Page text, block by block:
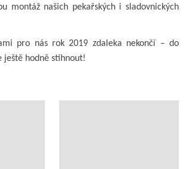
montáž našich pekařských i sladovnických
pro nás rok 2019 zdaleka nekončí – do
ještě hodně stihnout!